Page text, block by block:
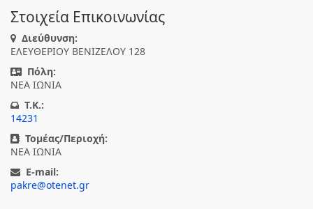
Στοιχεία Επικοινωνίας
Διεύθυνση:
ΕΛΕΥΘΕΡΙΟΥ ΒΕΝΙΖΕΛΟΥ 128
Πόλη:
ΝΕΑ ΙΩΝΙΑ
T.K.:
14231
Τομέας/Περιοχή:
ΝΕΑ ΙΩΝΙΑ
E-mail:
pakre@otenet.gr